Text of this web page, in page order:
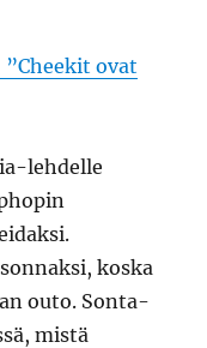
ovat
lehdelle
koska
outo. Sonta-
mistä